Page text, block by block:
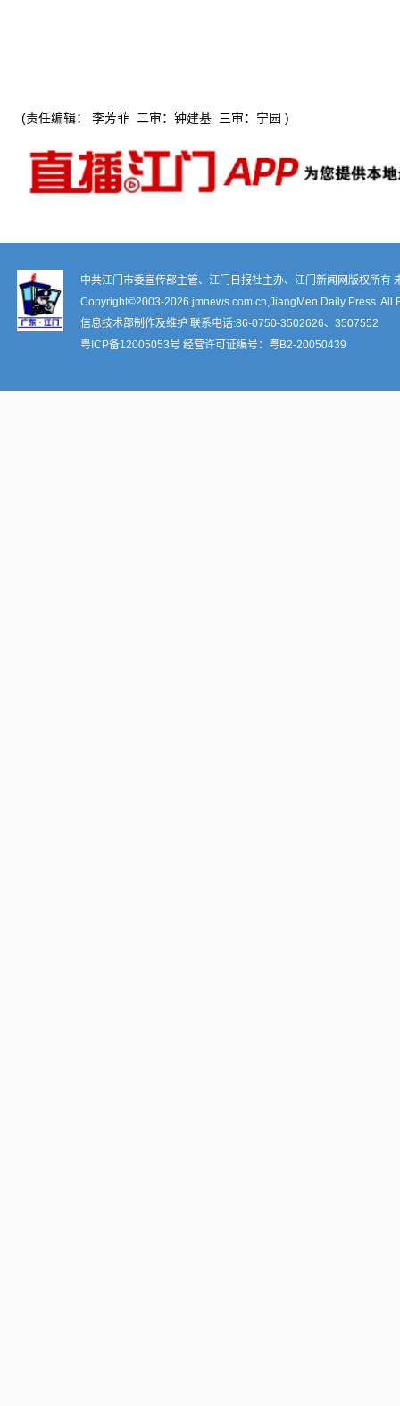
(责任编辑： 李芳菲 二审：钟建基 三审：宁园 )
中共江门市委宣传部主管、江门日报社主办、江门新闻网版权所有
Copyright©2003-2026 jmnews.com.cn,JiangMen Daily Press. All
信息技术部制作及维护 联系电话:86-0750-3502626、3507552
粤ICP备12005053号 经营许可证编号： 粤B2-20050439